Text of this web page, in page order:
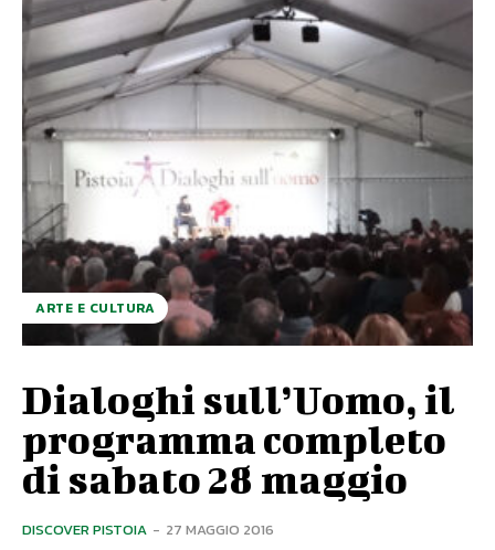
ARTE E CULTURA
Dialoghi sull’Uomo, il
programma completo
di sabato 28 maggio
DISCOVER PISTOIA - 27 MAGGIO 2016